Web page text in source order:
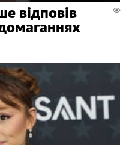
відповів